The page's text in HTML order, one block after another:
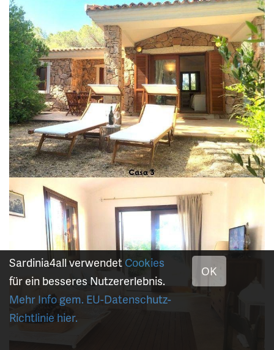
Sardinia4all verwendet Cookies
für ein besseres Nutzererlebnis.
Mehr Info gem. EU-Datenschutz-
Richtlinie hier.
OK